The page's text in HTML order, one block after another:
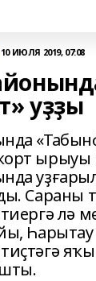
10 ИЮЛЯ 2019, 07:08
уҙҙы
ырыуы
Сараны
лә
Һарытау